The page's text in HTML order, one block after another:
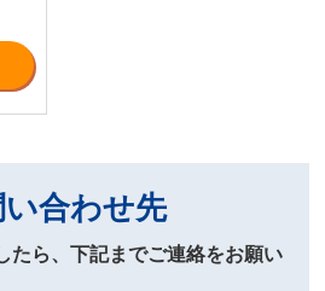
い合わせ先
たら、下記までご連絡をお願い